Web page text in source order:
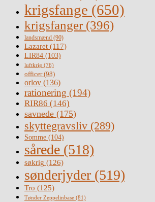
krigsfange (650)
krigsfanger (396)
landsmænd (90)
Lazaret (117)
LIR84 (103)
luftkrig (76)
officer(98)
orlov (136)
rationering (194)
RIR86 (146)
savnede (175)
skyttegravsliv (289)
Somme (104)
sårede (518)
søkrig (126)
sønderjyder (519)
Tro (125)
Tønder Zeppelinbase (81)